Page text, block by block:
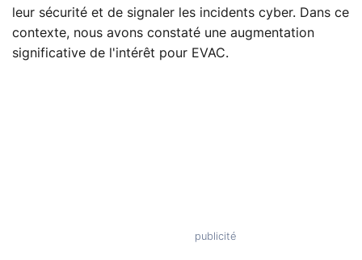
leur sécurité et de signaler les incidents cyber. Dans ce
contexte, nous avons constaté une augmentation
significative de l'intérêt pour EVAC.